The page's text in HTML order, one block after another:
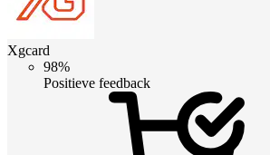
Xgcard
98%
Positieve feedback